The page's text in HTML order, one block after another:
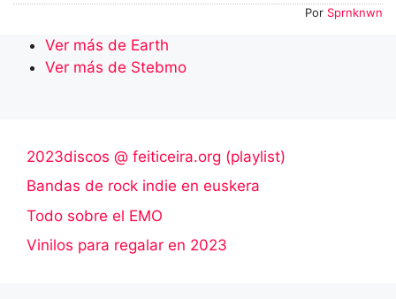
Por Sprnknwn
Ver más de Earth
Ver más de Stebmo
2023discos @ feiticeira.org (playlist)
Bandas de rock indie en euskera
Todo sobre el EMO
Vinilos para regalar en 2023